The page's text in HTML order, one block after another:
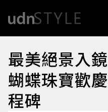
最美絕景入
蝴蝶珠寶歡
程碑